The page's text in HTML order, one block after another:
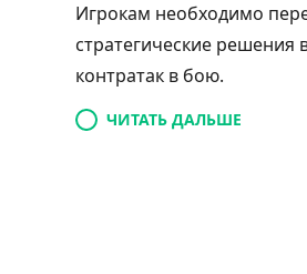
Игрокам необходимо
стратегические
контратак в бою.
ЧИТАТЬ ДАЛЬШЕ